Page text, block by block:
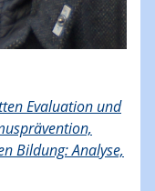
Evaluation und
Bildung: Analyse,